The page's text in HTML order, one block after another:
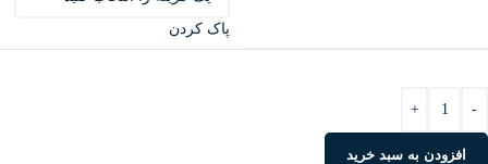
پاک کردن
-
+
افزودن به سبد خرید